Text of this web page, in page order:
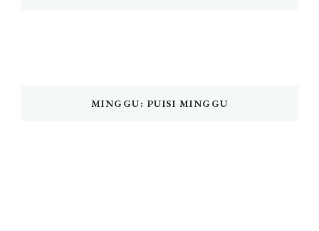
MINGGU: PUISI MINGGU